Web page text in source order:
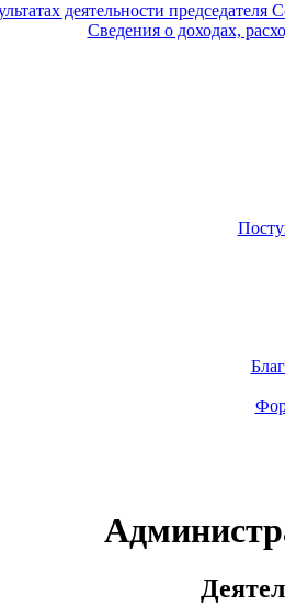
деятельности
Сведения о доходах,